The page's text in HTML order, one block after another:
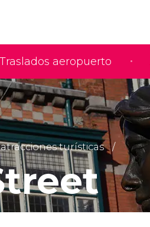
Traslados aeropuerto
turísticas